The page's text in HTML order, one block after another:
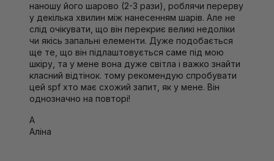
наношу його шарово (2-3 рази), роблячи перерву
у декілька хвилин між нанесенням шарів. Але не
слід очікувати, що він перекриє великі недоліки
чи якісь запальні елементи. Дуже подобається
ще те, що він підлаштовується саме під мою
шкіру, та у мене вона дуже світла і важко знайти
класний відтінок. тому рекомендую спробувати
цей spf хто має схожий запит, як у мене. Він
однозначно на повторі!
А
Аліна